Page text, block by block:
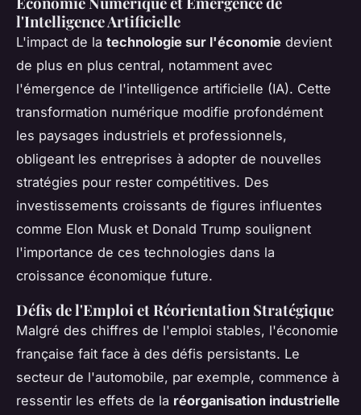
l'Intelligence Artificielle
L'impact de la technologie sur l'économie devient
de plus en plus central, notamment avec
l'émergence de l'intelligence artificielle (IA). Cette
transformation numérique modifie profondément
les paysages industriels et professionnels,
obligeant les entreprises à adopter de nouvelles
stratégies pour rester compétitives. Des
investissements croissants de figures influentes
comme Elon Musk et Donald Trump soulignent
l'importance de ces technologies dans la
croissance économique future.
Défis de l'Emploi et Réorientation Stratégique
Malgré des chiffres de l'emploi stables, l'économie
française fait face à des défis persistants. Le
secteur de l'automobile, par exemple, commence à
ressentir les effets de la réorganisation industrielle